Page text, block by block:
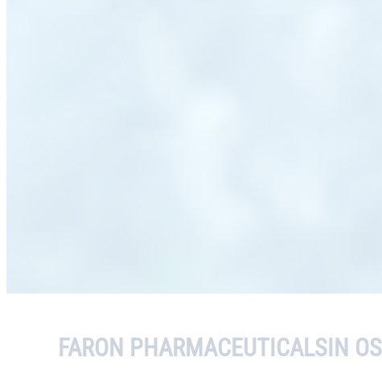
FARON PHARMACEUTICALSIN